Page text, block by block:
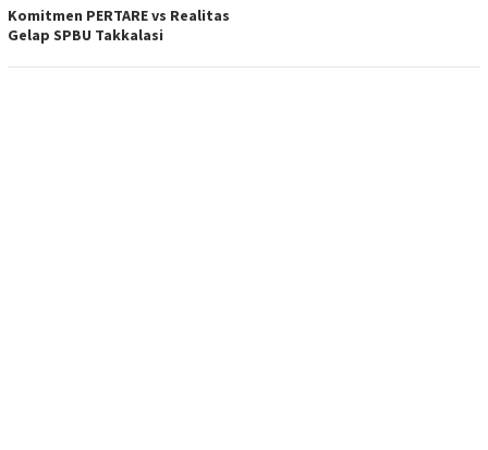
Komitmen PERTARE vs Realitas
Gelap SPBU Takkalasi